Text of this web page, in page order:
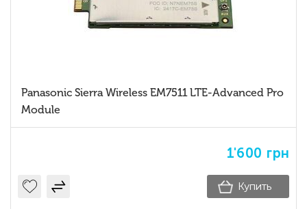
Panasonic Sierra Wireless EM7511 LTE-Advanced Pro
Module
1'600 грн
Купить